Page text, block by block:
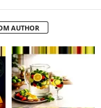
AUTHOR